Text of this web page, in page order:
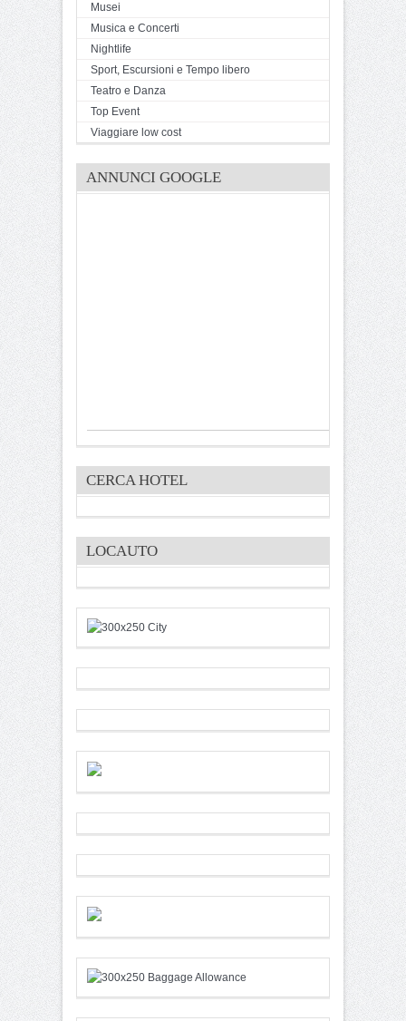
Musei
Musica e Concerti
Nightlife
Sport, Escursioni e Tempo libero
Teatro e Danza
Top Event
Viaggiare low cost
ANNUNCI GOOGLE
CERCA HOTEL
LOCAUTO